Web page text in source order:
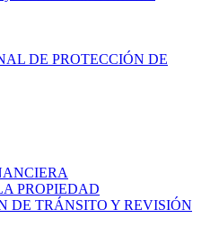
DE PROTECCIÓN DE
PROPIEDAD
DE TRÁNSITO Y REVISIÓN